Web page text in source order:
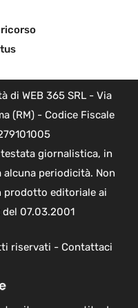
di WEB 365 SRL - Via
(RM) - Codice Fiscale
giornalistica, in
periodicità. Non
prodotto editoriale ai
07.03.2001
riservati - Contattaci